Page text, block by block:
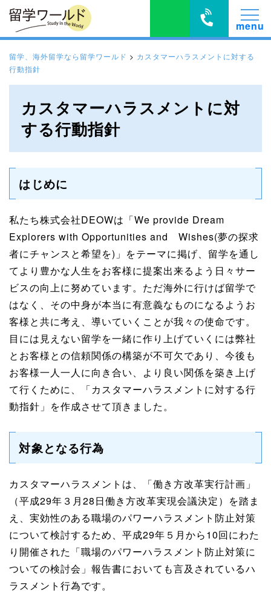
留学、海外留学なら留学ワールド > カスタマーハラスメントに対する
行動指針
カスタマーハラスメントに対
する行動指針
はじめに
私たち株式会社DEOWは「We provide Dream
Explorers with Opportunities and Wishes(夢の探求
者にチャンスと希望を)」をテーマに掲げ、留学を通し
てより豊かな人生をお客様に提案出来るよう日々サー
ビスの向上に努めています。ただ海外に行けば留学で
はなく、その中身が本当に有意義なものになるようお
客様と共に考え、導いていくことが我々の使命です。
目には見えない留学を一緒に作り上げていくには弊社
とお客様との信頼関係の構築が不可欠であり、今後も
お客様一人一人に向き合い、より良い関係を築き上げ
て行くために、「カスタマーハラスメントに対する行
動指針」を作成させて頂きました。
対象となる行為
カスタマーハラスメントは、「働き方改革実行計画」
（平成29年３月28日働き方改革実現会議決定）を踏ま
え、実効性のある職場のパワーハラスメント防止対策
について検討するため、平成29年５月から10回にわた
り開催された「職場のパワーハラスメント防止対策に
ついての検討会」報告書においても言及されているハ
ラスメント行為です。